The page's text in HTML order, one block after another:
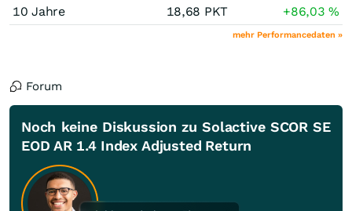
10 Jahre
18,68 PKT +86,03%
mehr Performancedaten »
Forum
Noch keine Diskussion zu Solactive SCOR SE
EOD AR 1.4 Index Adjusted Return